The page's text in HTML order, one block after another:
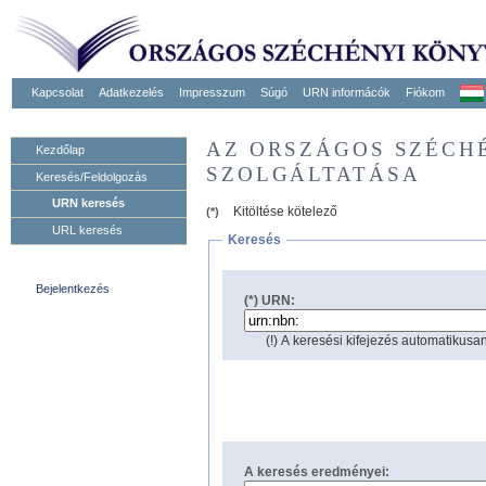
Kapcsolat Adatkezelés Impresszum Súgó URN informácók Fiókom
Kezdőlap
Keresés/Feldolgozás
URN keresés
URL keresés
Bejelentkezés
AZ ORSZÁGOS
SZOLGÁLTATÁSA
(*)
Kitöltése kötelező
Keresés
(*) URN:
(!) A keresési kifejezés
A keresés eredményei: